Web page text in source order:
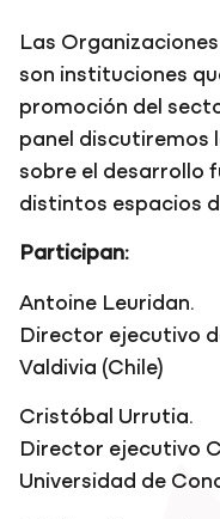
Las
son instituciones
promoción del
panel discutiremos
sobre el desarrollo
distintos espacios
Participan:
Antoine Leuridan.
Director ejecutivo
Valdivia (Chile)
Cristóbal Urrutia.
Director ejecutivo
Universidad de